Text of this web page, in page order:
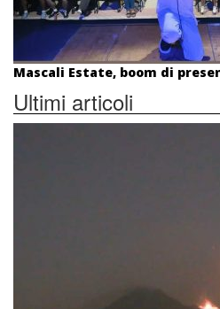
Mascali Estate, boom di
Ultimi articoli